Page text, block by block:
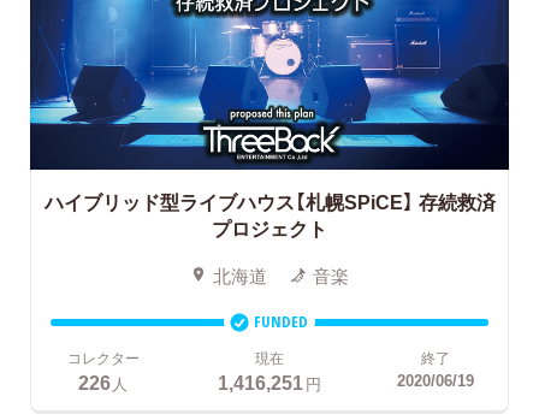
ハイブリッド型ライブハウス【札幌SPiCE】 存続救済
プロジェクト
北海道 音楽
FUNDED
コレクター
226 人
現在
1,416,251円
終了
2020/06/19